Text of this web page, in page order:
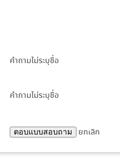
คำถามไม่ระบุชื่อ
คำถามไม่ระบุชื่อ
ยกเลิก